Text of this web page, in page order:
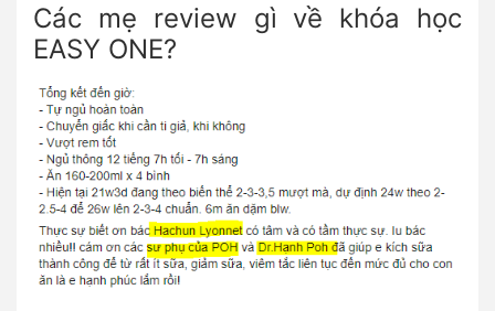
Các mẹ review gì về khóa học
EASY ONE?